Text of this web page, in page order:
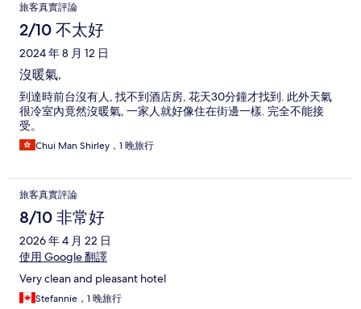
旅客真實評論
2/10 不太好
2024 年 8 月 12 日
沒暖氣,
到達時前台沒有人, 找不到酒店房, 花天30分鐘才找到. 此外天氣
很冷室內竟然沒暖氣, 一家人就好像住在街邊一樣. 完全不能接
受。
Chui Man Shirley，1 晚旅行
旅客真實評論
8/10 非常好
2026 年 4 月 22 日
使用 Google 翻譯
Very clean and pleasant hotel
Stefannie，1 晚旅行